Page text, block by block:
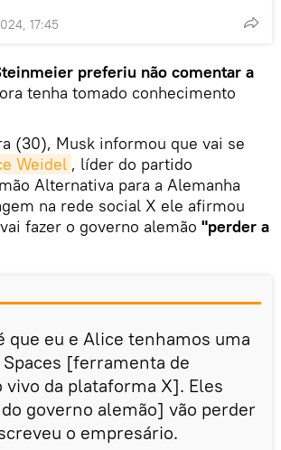
17:45
preferiu não comentar a
tenha tomado conhecimento
(30), Musk informou que vai se
Weidel , líder do partido
Alternativa para a Alemanha
na rede social X ele afirmou
fazer o governo alemão "perder a
que eu e Alice tenhamos uma
[ferramenta de
vivo da plataforma X]. Eles
governo alemão] vão perder
o empresário.